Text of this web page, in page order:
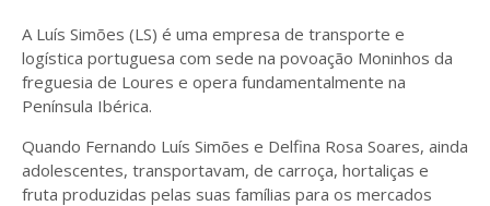
A Luís Simões (LS) é uma empresa de transporte e
logística portuguesa com sede na povoação Moninhos da
freguesia de Loures e opera fundamentalmente na
Península Ibérica.
Quando Fernando Luís Simões e Delfina Rosa Soares, ainda
adolescentes, transportavam, de carroça, hortaliças e
fruta produzidas pelas suas famílias para os mercados